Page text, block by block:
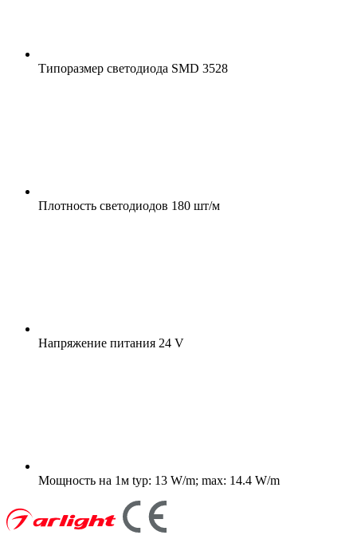
Типоразмер светодиода SMD 3528
Плотность светодиодов 180 шт/м
Напряжение питания 24 V
Мощность на 1м typ: 13 W/m; max: 14.4 W/m